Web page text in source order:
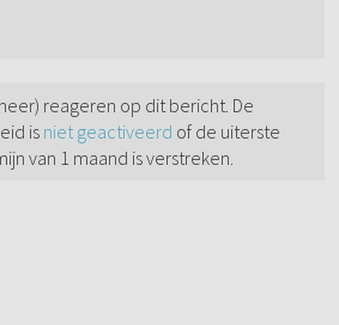
reageren op dit bericht. De
is niet geactiveerd of de uiterste
van 1 maand is verstreken.